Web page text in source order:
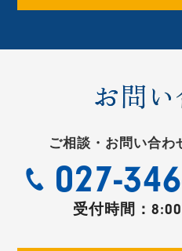
お問
ご相談・お問い合
027-
受付時間：